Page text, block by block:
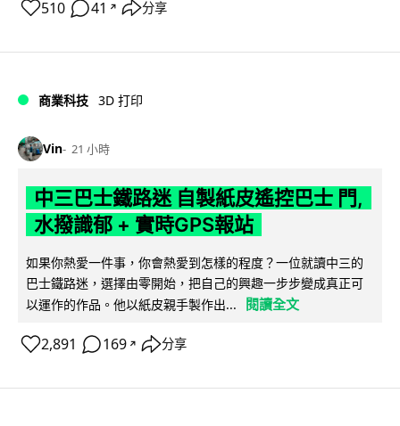
510 41 ↗ 分享
商業科技 3D 打印
Vin 21 小時
中三巴士鐵路迷 自製紙皮遙控巴士 門,
水撥識郁 + 實時GPS報站
如果你熱愛一件事，你會熱愛到怎樣的程度？一位就讀中三的
巴士鐵路迷，選擇由零開始，把自己的興趣一步步變成真正可
以運作的作品。他以紙皮親手製作出...
閱讀全文
2,891 169 ↗ 分享